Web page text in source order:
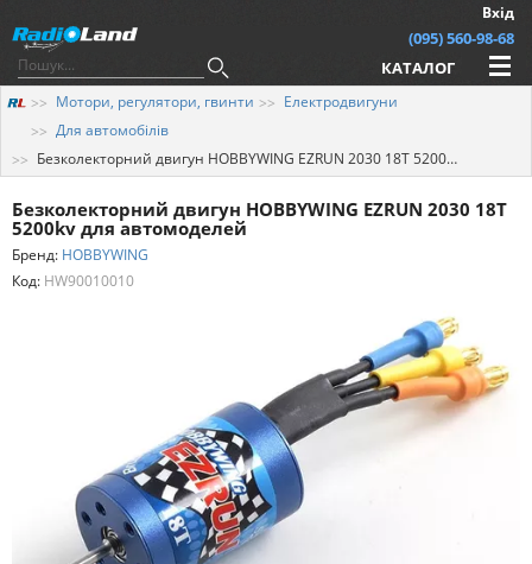
Вхід
(095) 560-98-68
КАТАЛОГ
Мотори, регулятори, гвинти
Електродвигуни
Для автомобілів
Безколекторний двигун HOBBYWING EZRUN 2030 18T 5200kv для автомоделей
Безколекторний двигун HOBBYWING EZRUN 2030 18T
5200kv для автомоделей
Бренд: HOBBYWING
Код: HW90010010